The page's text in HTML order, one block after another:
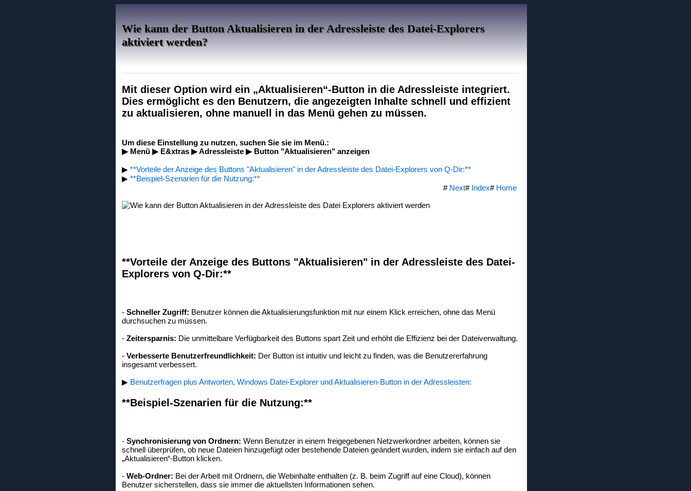
Wie kann der Button Aktualisieren in der Adressleiste des Datei-Explorers
aktiviert werden?
Mit dieser Option wird ein „Aktualisieren“-Button in die Adressleiste integriert.
Dies ermöglicht es den Benutzern, die angezeigten Inhalte schnell und effizient
zu aktualisieren, ohne manuell in das Menü gehen zu müssen.
Um diese Einstellung zu nutzen, suchen Sie sie im Menü.:
▶ Menü ▶ E&xtras ▶ Adressleiste ▶ Button "Aktualisieren" anzeigen
▶ **Vorteile der Anzeige des Buttons "Aktualisieren" in der Adressleiste des Datei-Explorers von Q-Dir:**
▶ **Beispiel-Szenarien für die Nutzung:**
# Next# Index# Home
**Vorteile der Anzeige des Buttons "Aktualisieren" in der Adressleiste des Datei-
Explorers von Q-Dir:**
- Schneller Zugriff: Benutzer können die Aktualisierungsfunktion mit nur einem Klick erreichen, ohne das Menü
durchsuchen zu müssen.
- Zeitersparnis: Die unmittelbare Verfügbarkeit des Buttons spart Zeit und erhöht die Effizienz bei der Dateiverwaltung.
- Verbesserte Benutzerfreundlichkeit: Der Button ist intuitiv und leicht zu finden, was die Benutzererfahrung
insgesamt verbessert.
▶ Benutzerfragen plus Antworten, Windows Datei-Explorer und Aktualisieren-Button in der Adressleisten:
**Beispiel-Szenarien für die Nutzung:**
- Synchronisierung von Ordnern: Wenn Benutzer in einem freigegebenen Netzwerkordner arbeiten, können sie
schnell überprüfen, ob neue Dateien hinzugefügt oder bestehende Dateien geändert wurden, indem sie einfach auf den
„Aktualisieren“-Button klicken.
- Web-Ordner: Bei der Arbeit mit Ordnern, die Webinhalte enthalten (z. B. beim Zugriff auf eine Cloud), können
Benutzer sicherstellen, dass sie immer die aktuellsten Informationen sehen.